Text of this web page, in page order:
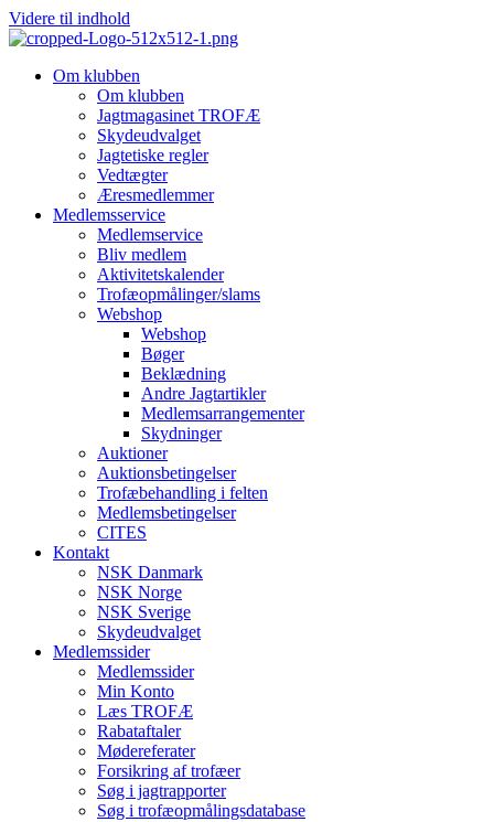
Videre til indhold
Om klubben
Om klubben
Jagtmagasinet TROFÆ
Skydeudvalget
Jagtetiske regler
Vedtægter
Æresmedlemmer
Medlemsservice
Medlemservice
Bliv medlem
Aktivitetskalender
Trofæopmålinger/slams
Webshop
Webshop
Bøger
Beklædning
Andre Jagtartikler
Medlemsarrangementer
Skydninger
Auktioner
Auktionsbetingelser
Trofæbehandling i felten
Medlemsbetingelser
CITES
Kontakt
NSK Danmark
NSK Norge
NSK Sverige
Skydeudvalget
Medlemssider
Medlemssider
Min Konto
Læs TROFÆ
Rabataftaler
Mødereferater
Forsikring af trofæer
Søg i jagtrapporter
Søg i trofæopmålingsdatabase